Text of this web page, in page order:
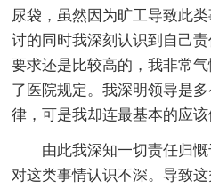
尿袋，虽然因为旷工导致此
讨的同时我深刻认识到自己
要求还是比较高的，我非常
了医院规定。我深明领导是
律，可是我却连最基本的应
由此我深知一切责任归
对这类事情认识不深。导致